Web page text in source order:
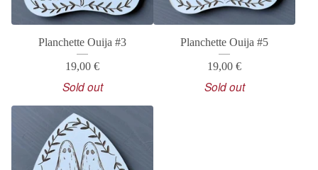
Planchette Ouija #3
19,00 €
Sold out
Planchette Ouija #5
19,00 €
Sold out